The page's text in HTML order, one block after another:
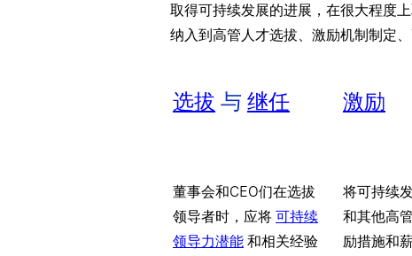
取得可持续发展的进展，在很大程度
纳入到高管人才选拔、激励机制制定、
选拔 与 继任 激励
董事会和CEO们在选拔
领导者时，应将 可持续
领导力潜能 和相关经验
将可持续
和其他高
励措施和